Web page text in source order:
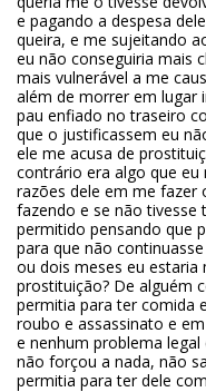
e pagando a despesa
queira, e me sujeitando
eu não conseguiria mais
mais vulnerável a me
além de morrer em lugar
pau enfiado no traseiro
que o justificassem eu
ele me acusa de
contrário era algo que eu
razões dele em me fazer
fazendo e se não tivesse
permitido pensando que
para que não
ou dois meses eu estaria
prostituição? De alguém
permitia para ter comida
roubo e assassinato e
e nenhum problema
não forçou a nada, não
permitia para ter dele